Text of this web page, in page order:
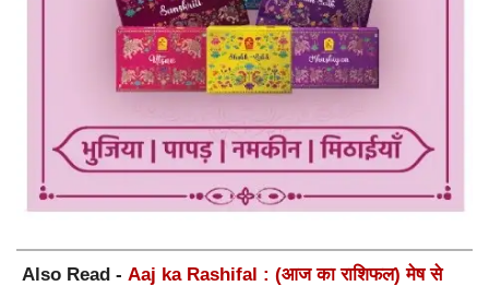
Also Read - Aaj ka Rashifal : (आज का राशिफल) मेष से